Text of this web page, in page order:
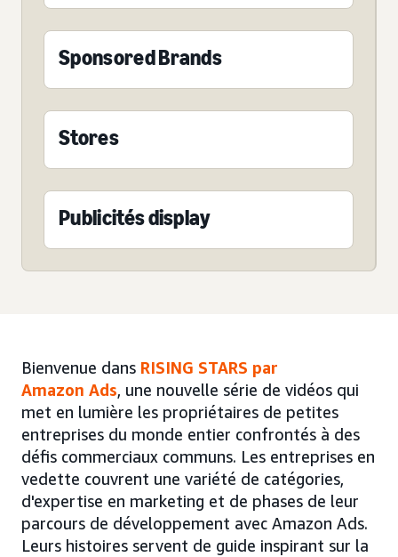
Sponsored Brands
Stores
Publicités display
Bienvenue dans RISING STARS par
Amazon Ads, une nouvelle série de vidéos qui
met en lumière les propriétaires de petites
entreprises du monde entier confrontés à des
défis commerciaux communs. Les entreprises en
vedette couvrent une variété de catégories,
d'expertise en marketing et de phases de leur
parcours de développement avec Amazon Ads.
Leurs histoires servent de guide inspirant sur la